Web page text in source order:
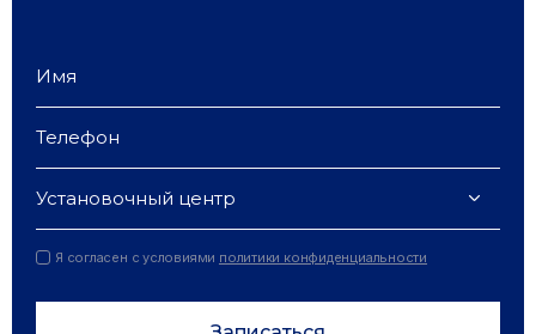
Установочный центр
Я согласен с условиями политики конфиденциальности